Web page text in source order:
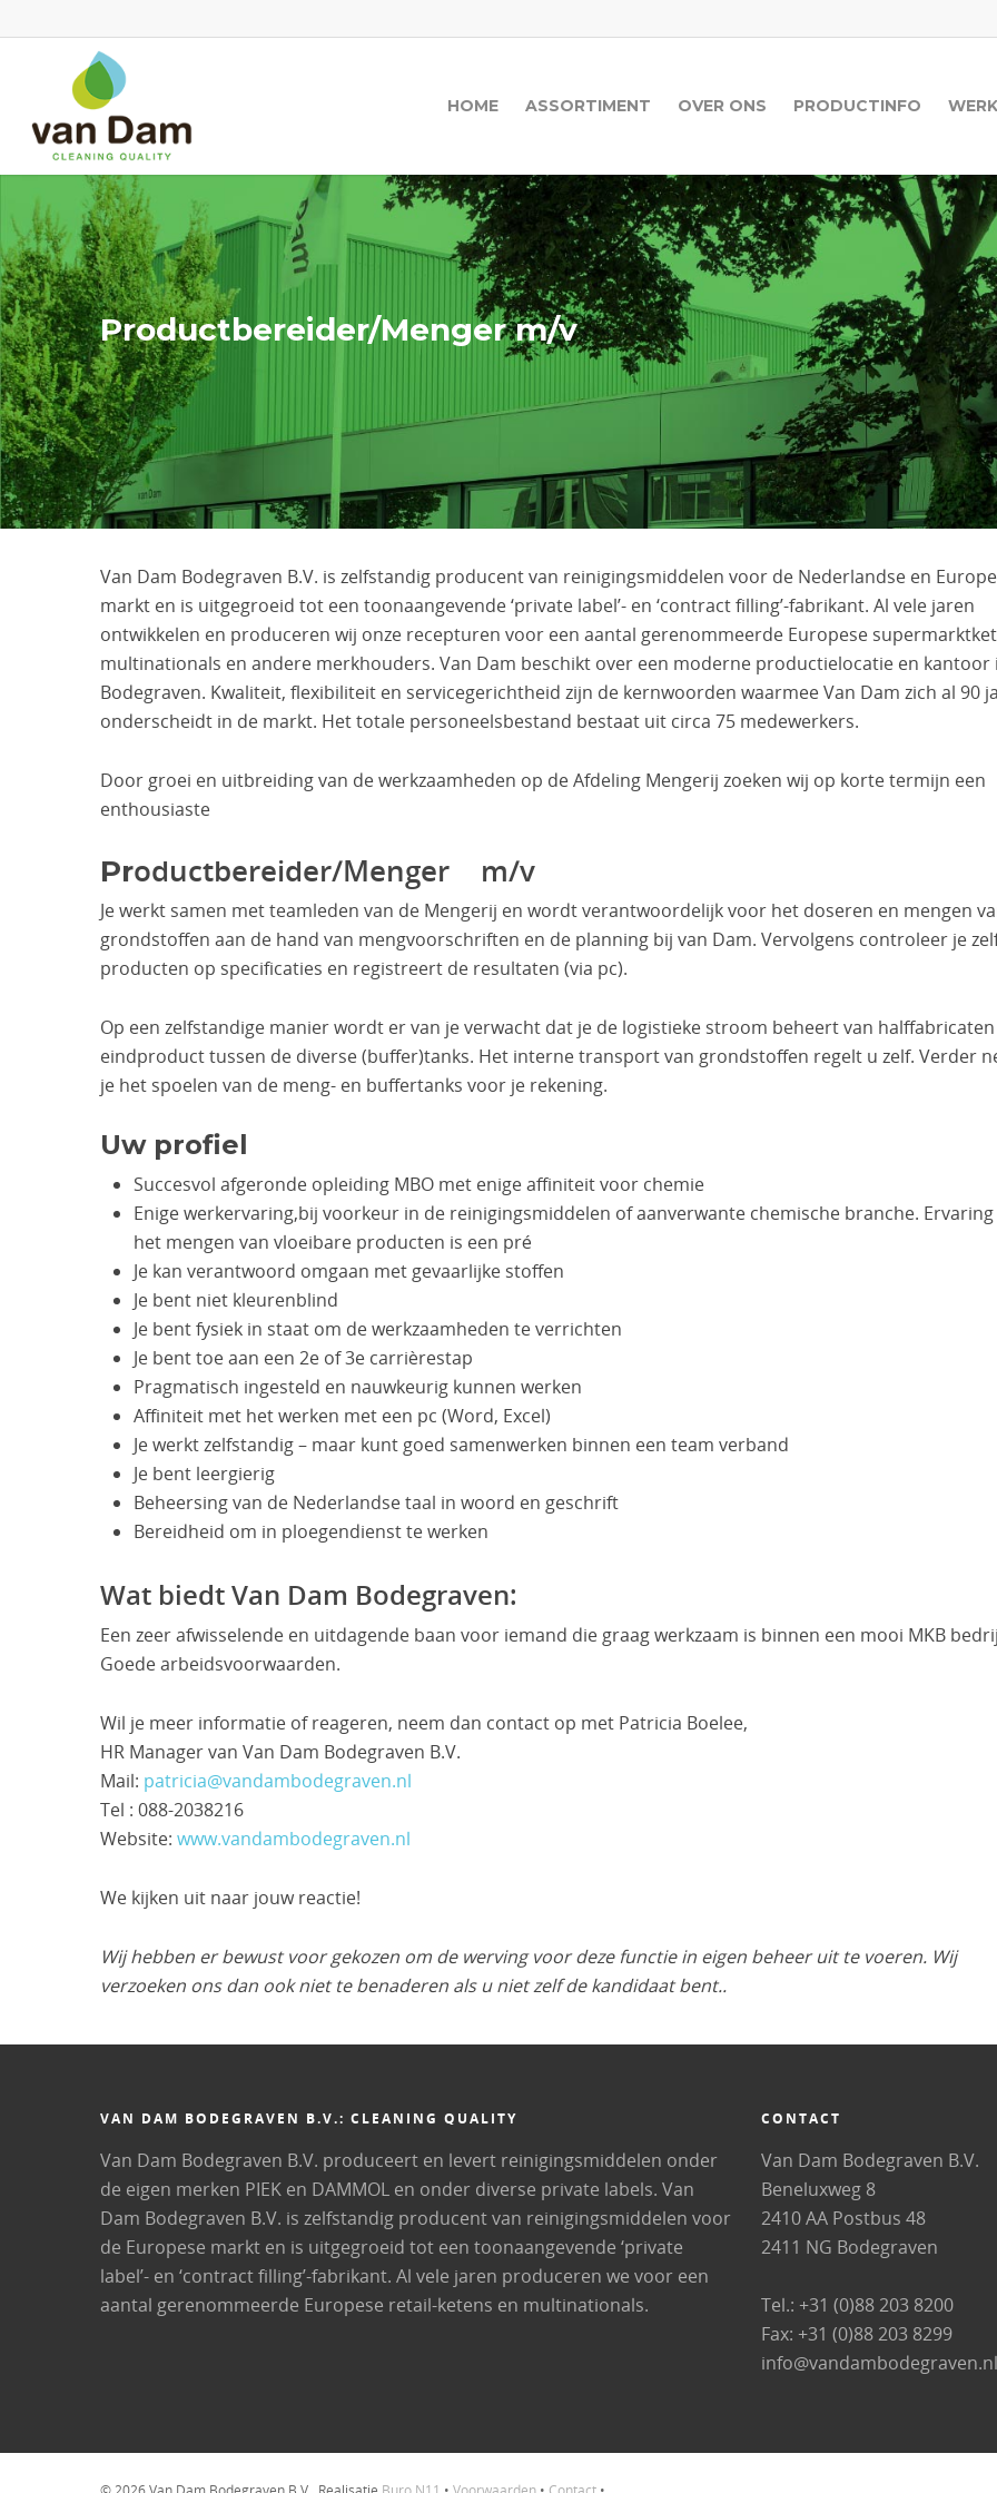
HOME ASSORTIMENT OVER ONS PRODUCTINFO
Productbereider/Menger m/v
Van Dam Bodegraven B.V. is zelfstandig producent van reinigingsmiddelen voor de Nederlandse en
markt en is uitgegroeid tot een toonaangevende ‘private label’- en ‘contract filling’-fabrikant. Al vele jaren
ontwikkelen en produceren wij onze recepturen voor een aantal gerenommeerde Europese
multinationals en andere merkhouders. Van Dam beschikt over een moderne productielocatie en kantoor
Bodegraven. Kwaliteit, flexibiliteit en servicegerichtheid zijn de kernwoorden waarmee Van Dam zich al 90
onderscheidt in de markt. Het totale personeelsbestand bestaat uit circa 75 medewerkers.
Door groei en uitbreiding van de werkzaamheden op de Afdeling Mengerij zoeken wij op korte termijn een
enthousiaste
Productbereider/Menger m/v
Je werkt samen met teamleden van de Mengerij en wordt verantwoordelijk voor het doseren en mengen
grondstoffen aan de hand van mengvoorschriften en de planning bij van Dam. Vervolgens controleer je
producten op specificaties en registreert de resultaten (via pc).
Op een zelfstandige manier wordt er van je verwacht dat je de logistieke stroom beheert van
eindproduct tussen de diverse (buffer)tanks. Het interne transport van grondstoffen regelt u zelf. Verder
je het spoelen van de meng- en buffertanks voor je rekening.
Uw profiel
Succesvol afgeronde opleiding MBO met enige affiniteit voor chemie
Enige werkervaring,bij voorkeur in de reinigingsmiddelen of aanverwante chemische branche. Ervaring
het mengen van vloeibare producten is een pré
Je kan verantwoord omgaan met gevaarlijke stoffen
Je bent niet kleurenblind
Je bent fysiek in staat om de werkzaamheden te verrichten
Je bent toe aan een 2e of 3e carrièrestap
Pragmatisch ingesteld en nauwkeurig kunnen werken
Affiniteit met het werken met een pc (Word, Excel)
Je werkt zelfstandig – maar kunt goed samenwerken binnen een team verband
Je bent leergierig
Beheersing van de Nederlandse taal in woord en geschrift
Bereidheid om in ploegendienst te werken
Wat biedt Van Dam Bodegraven:
Een zeer afwisselende en uitdagende baan voor iemand die graag werkzaam is binnen een mooi MKB
Goede arbeidsvoorwaarden.
Wil je meer informatie of reageren, neem dan contact op met Patricia Boelee,
HR Manager van Van Dam Bodegraven B.V.
Mail: patricia@vandambodegraven.nl
Tel : 088-2038216
Website: www.vandambodegraven.nl
We kijken uit naar jouw reactie!
Wij hebben er bewust voor gekozen om de werving voor deze functie in eigen beheer uit te voeren. Wij
verzoeken ons dan ook niet te benaderen als u niet zelf de kandidaat bent..
VAN DAM BODEGRAVEN B.V.: CLEANING QUALITY
Van Dam Bodegraven B.V. produceert en levert reinigingsmiddelen onder
de eigen merken PIEK en DAMMOL en onder diverse private labels. Van
Dam Bodegraven B.V. is zelfstandig producent van reinigingsmiddelen voor
de Europese markt en is uitgegroeid tot een toonaangevende ‘private
label’- en ‘contract filling’-fabrikant. Al vele jaren produceren we voor een
aantal gerenommeerde Europese retail-ketens en multinationals.
CONTACT
Van Dam Bodegraven B.V.
Beneluxweg 8
2410 AA Postbus 48
2411 NG Bodegraven
Tel.: +31 (0)88 203 8200
Fax: +31 (0)88 203 8299
info@vandambodegraven.nl